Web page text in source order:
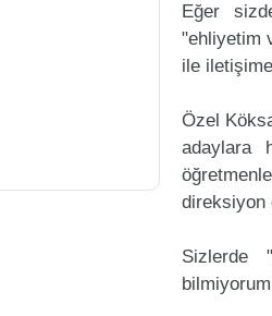
Eğer
"ehliyetim
ile
Özel
adaylara
direksiyon
Sizlerde